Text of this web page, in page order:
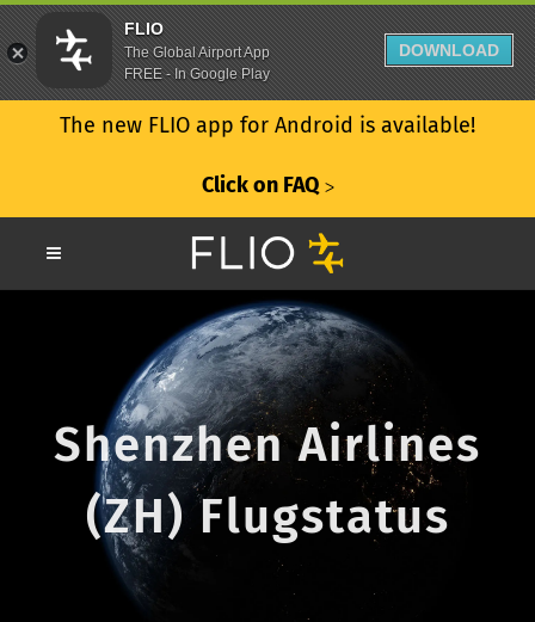
The new FLIO app for Android is available!
Click on FAQ ᐳ
Shenzhen Airlines
(ZH) Flugstatus
FLIO
The Global Airport App
FREE - In Google Play
DOWNLOAD